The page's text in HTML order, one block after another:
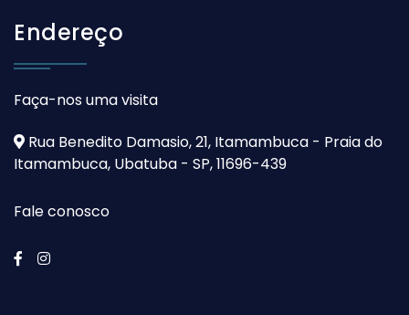
Endereço
Faça-nos uma visita
Rua Benedito Damasio, 21, Itamambuca - Praia do
Itamambuca, Ubatuba - SP, 11696-439
Fale conosco